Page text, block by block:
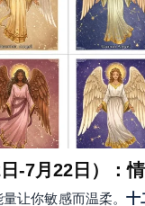
-7月22日）：
让你敏感而温柔。十